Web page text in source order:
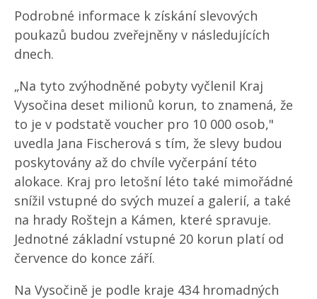
Podrobné informace k získání slevových
poukazů budou zveřejněny v následujících
dnech.
„Na tyto zvýhodněné pobyty vyčlenil Kraj
Vysočina deset milionů korun, to znamená, že
to je v podstatě voucher pro 10 000 osob,"
uvedla Jana Fischerová s tím, že slevy budou
poskytovány až do chvíle vyčerpání této
alokace. Kraj pro letošní léto také mimořádné
snížil vstupné do svých muzeí a galerií, a také
na hrady Roštejn a Kámen, které spravuje.
Jednotné základní vstupné 20 korun platí od
července do konce září.
Na Vysočině je podle kraje 434 hromadných